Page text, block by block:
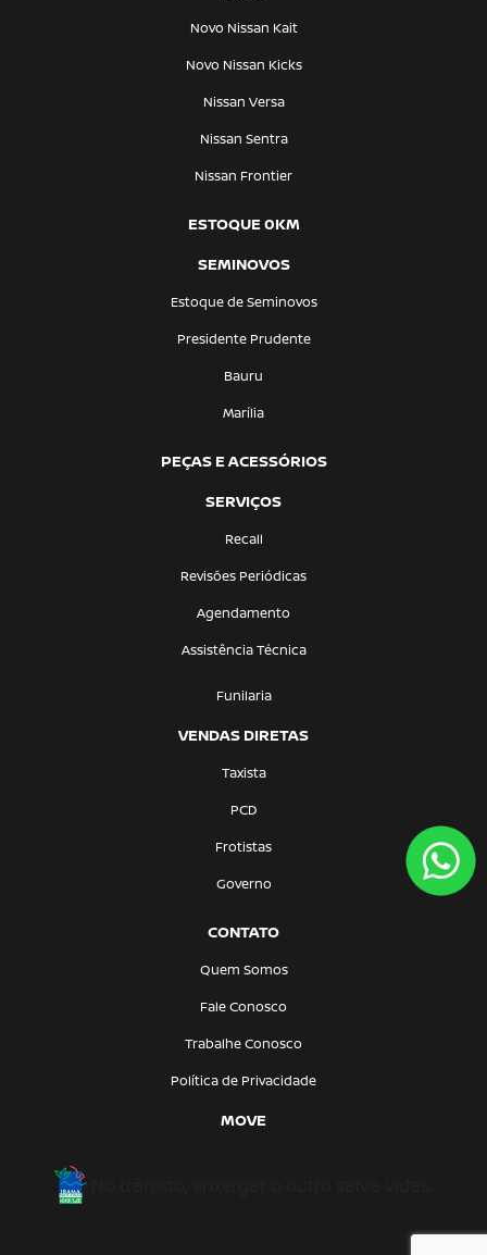
Novo Nissan Kait
Novo Nissan Kicks
Nissan Versa
Nissan Sentra
Nissan Frontier
ESTOQUE 0KM
SEMINOVOS
Estoque de Seminovos
Presidente Prudente
Bauru
Marília
PEÇAS E ACESSÓRIOS
SERVIÇOS
Recall
Revisões Periódicas
Agendamento
Assistência Técnica
Funilaria
VENDAS DIRETAS
Taxista
PCD
Frotistas
Governo
CONTATO
Quem Somos
Fale Conosco
Trabalhe Conosco
Política de Privacidade
MOVE